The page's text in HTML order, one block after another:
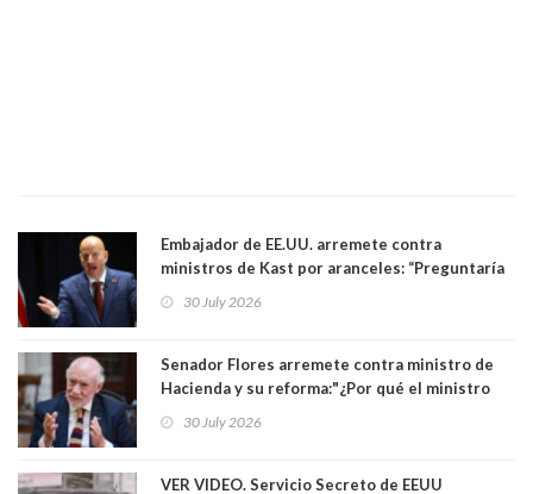
Embajador de EE.UU. arremete contra
ministros de Kast por aranceles: “Preguntaría
Yo diría que no”
30 July 2026
Senador Flores arremete contra ministro de
Hacienda y su reforma:"¿Por qué el ministro
más ricos, pasándole la aplanadora a los
30 July 2026
VER VIDEO. Servicio Secreto de EEUU